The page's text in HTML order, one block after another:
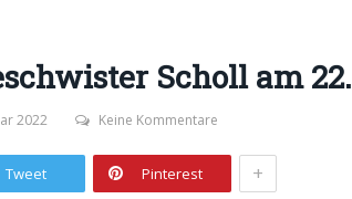
Scholl am
2022 Keine Kommentare
Tweet Pinterest +